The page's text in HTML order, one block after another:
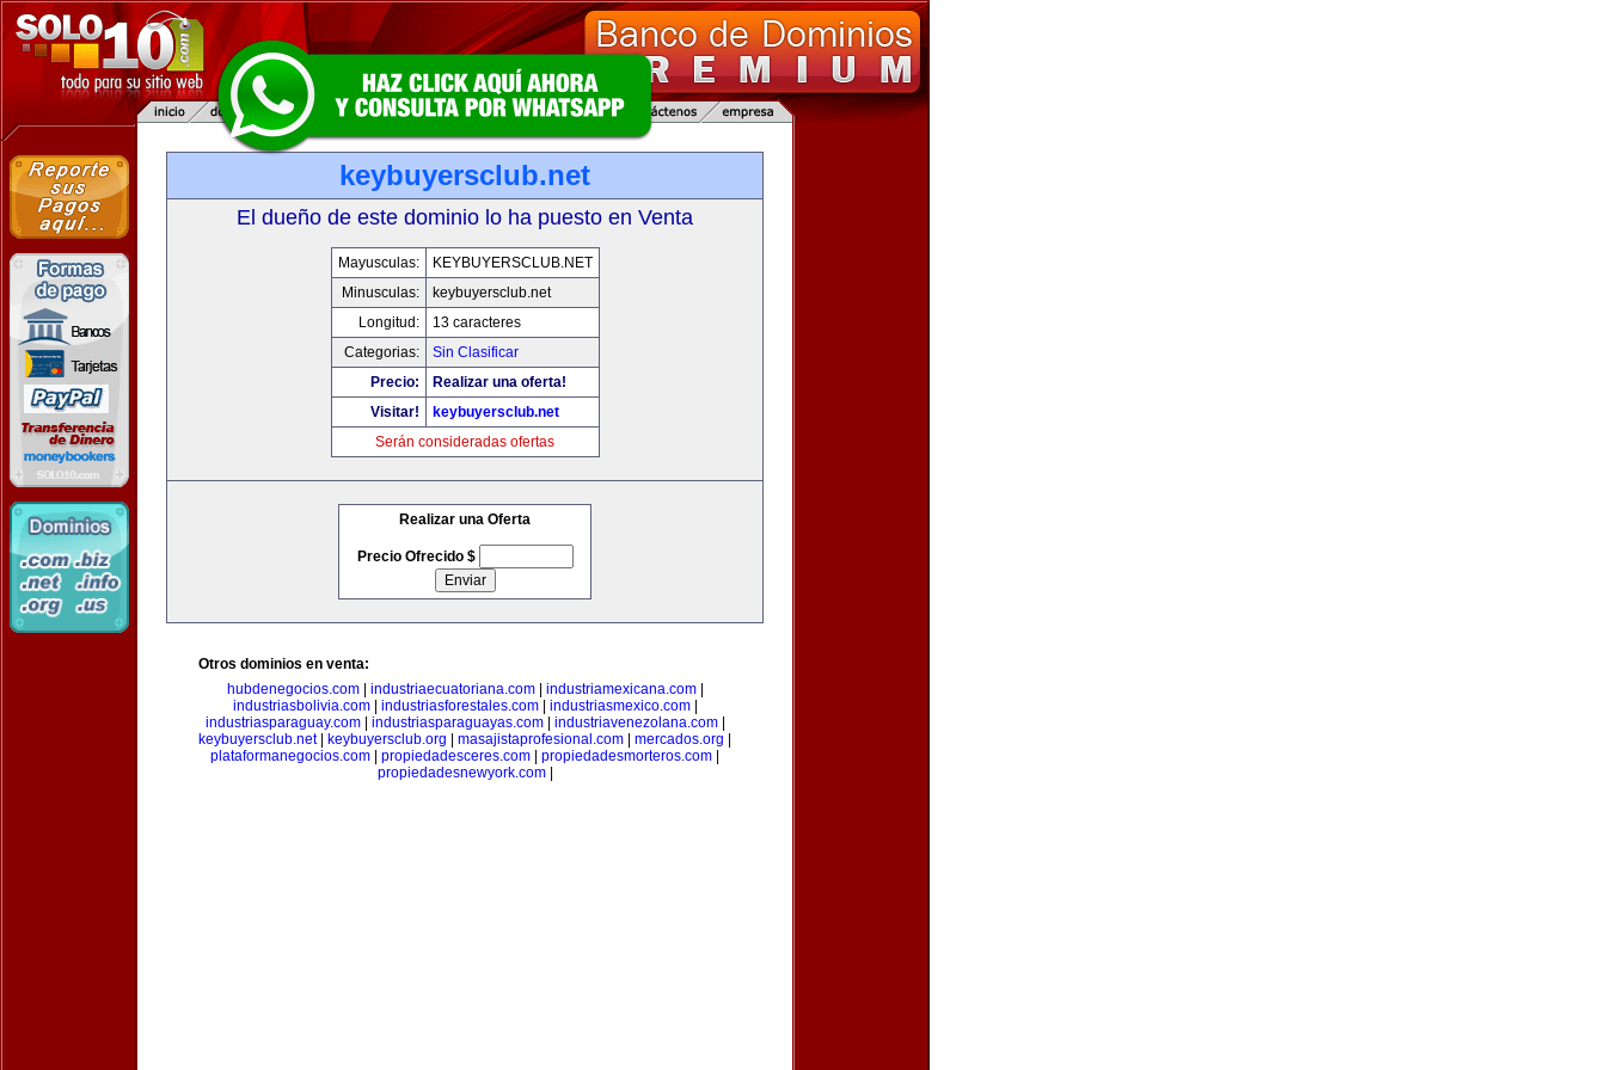
keybuyersclub.net
El dueño de este dominio lo ha puesto en Venta
Mayusculas:
KEYBUYERSCLUB.NET
Minusculas:
keybuyersclub.net
Longitud:
13 caracteres
Categorias:
Sin Clasificar
Precio:
Realizar una oferta!
Visitar!
keybuyersclub.net
Serán consideradas ofertas
Realizar una Oferta
Precio Ofrecido $
Otros dominios en venta:
hubdenegocios.com| industriaecuatoriana.com| industriamexicana.com|
industriasbolivia.com| industriasforestales.com| industriasmexico.com|
industriasparaguay.com| industriasparaguayas.com| industriavenezolana.com|
keybuyersclub.net| keybuyersclub.org masajistaprofesional.com mercados.org
plataformanegocios.com
propiedadesceres.com propiedadesmorteros.com
propiedadesnewyork.com|